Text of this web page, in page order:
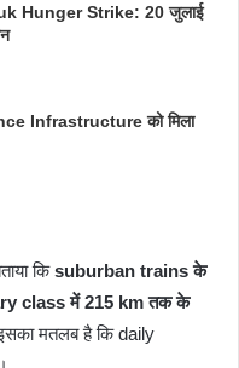
Hunger Strike: 20 जुलाई
Infrastructure को मिला
किsuburban trains के
class में 215 km तक के
मतलब है कि daily